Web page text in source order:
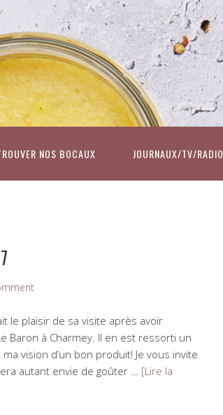
NOS BOCAUX JOURNAUX/TV/RADIO
le plaisir de sa visite après avoir
Baron à Charmey. Il en est ressorti un
vision d’un bon produit! Je vous invite
autant envie de goûter … [Lire la